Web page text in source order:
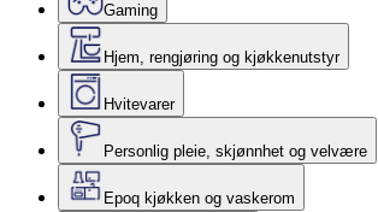
Gaming
Hjem, rengjøring og kjøkkenutstyr
Hvitevarer
Personlig pleie, skjønnhet og velvære
Epoq kjøkken og vaskerom